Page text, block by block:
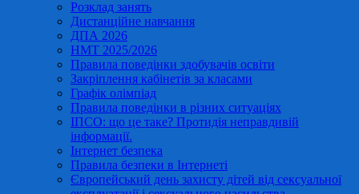
Розклад занять
Дистанційне навчання
ДПА 2026
НМТ 2025/2026
Правила поведінки здобувачів освіти
Закріплення кабінетів за класами
Графік олімпіад
Правила поведінки в різних ситуаціях
ІПСО: що це таке? Протидія неправдивій
інформації.
Інтернет безпека
Правила безпеки в Інтернеті
Європейський день захисту дітей від сексуальної